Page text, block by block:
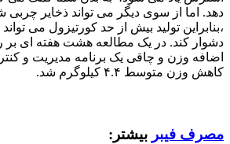
دهد. اما از سوی دیگر می تواند ذخایر چربی
،بنابراین تولید بیش از حد کورتیزول می
اضافه وزن و چاقی یک برنامه مدیریت و
کاهش وزن متوسط ۴.۴ کیلوگرم شد.
مصرف فیبر بیشتر: